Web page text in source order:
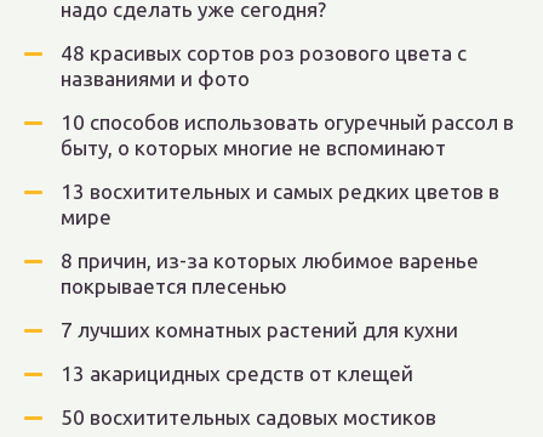
надо сделать уже сегодня?
48 красивых сортов роз розового цвета с
названиями и фото
10 способов использовать огуречный рассол в
быту, о которых многие не вспоминают
13 восхитительных и самых редких цветов в
мире
8 причин, из-за которых любимое варенье
покрывается плесенью
7 лучших комнатных растений для кухни
13 акарицидных средств от клещей
50 восхитительных садовых мостиков